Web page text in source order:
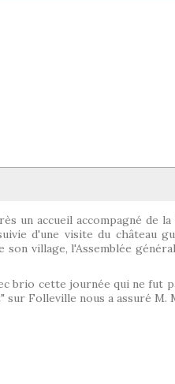
un accueil accompagné de
d'une visite du château
village, l'Assemblée
brio cette journée qui ne fut
Folleville nous a assuré M.